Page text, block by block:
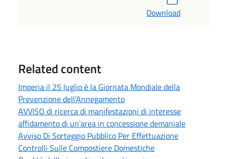
Download
Related content
Imperia il 25 luglio è la Giornata Mondiale della
Prevenzione dell'Annegamento
AVVISO di ricerca di manifestazioni di interesse
affidamento di un’area in concessione demaniale
Avviso Di Sorteggio Pubblico Per Effettuazione
Controlli Sulle Compostiere Domestiche